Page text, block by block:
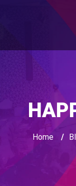
Home /